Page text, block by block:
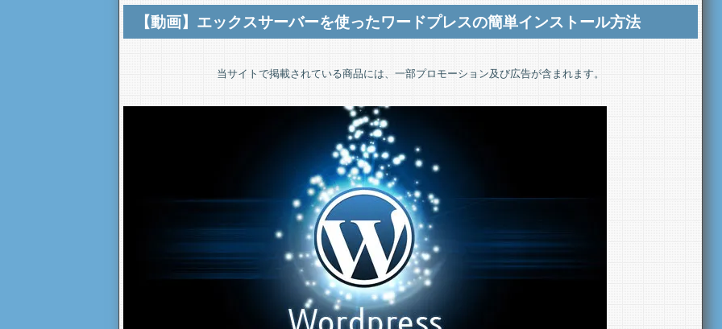
【動画】エックスサーバーを使ったワードプレスの簡単インストール方法
当サイトで掲載されている商品には、一部プロモーション及び広告が含まれます。